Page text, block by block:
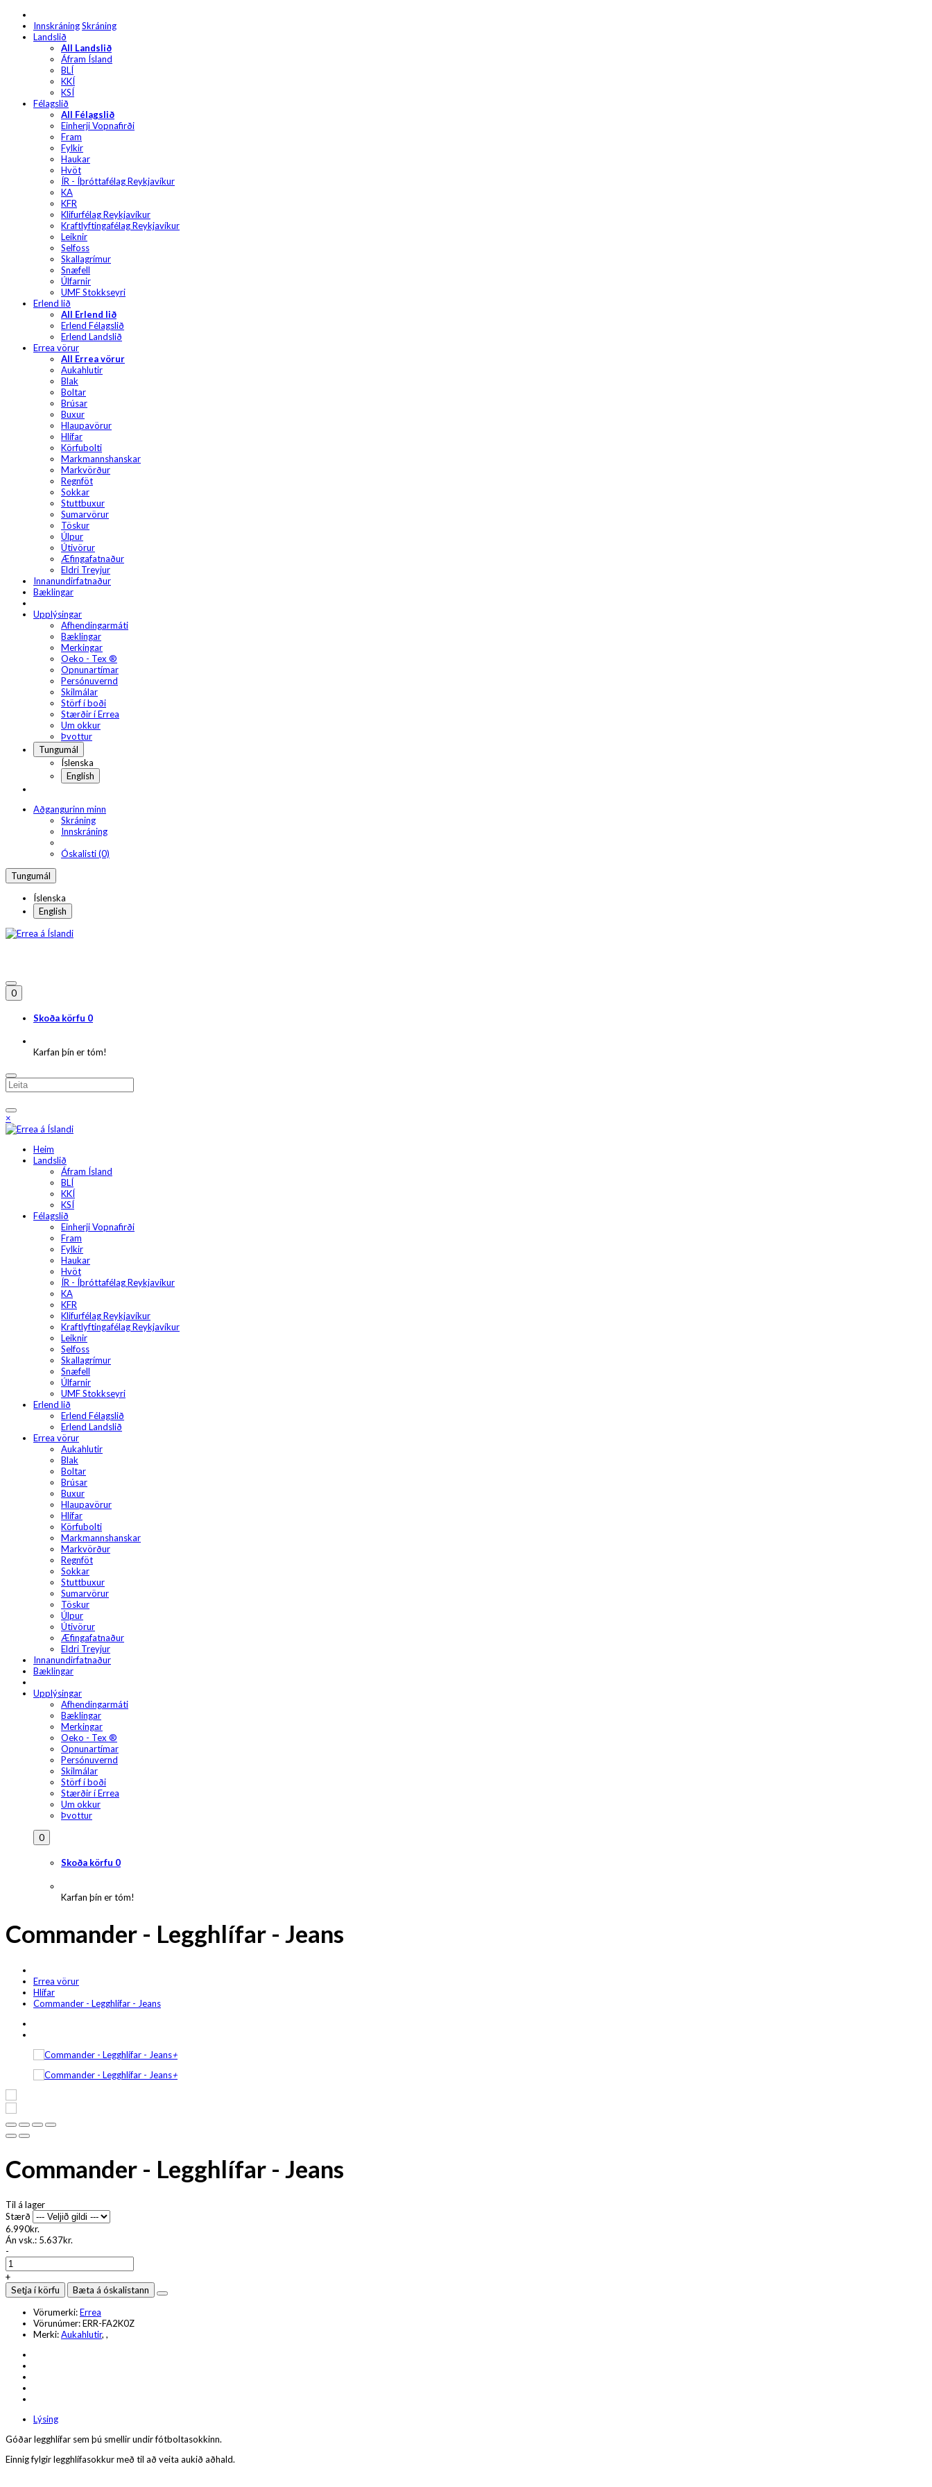
InnskráningSkráning
Landslið
All Landslið
Áfram Ísland
BLÍ
KKÍ
KSÍ
Félagslið
All Félagslið
Einherji Vopnafirði
Fram
Fylkir
Haukar
Hvöt
ÍR - Íþróttafélag Reykjavíkur
KA
KFR
Klifurfélag Reykjavíkur
Kraftlyftingafélag Reykjavíkur
Leiknir
Selfoss
Skallagrímur
Snæfell
Úlfarnir
UMF Stokkseyri
Erlend lið
All Erlend lið
Erlend Félagslið
Erlend Landslið
Errea vörur
All Errea vörur
Aukahlutir
Blak
Boltar
Brúsar
Buxur
Hlaupavörur
Hlífar
Körfubolti
Markmannshanskar
Markvörður
Regnföt
Sokkar
Stuttbuxur
Sumarvörur
Töskur
Úlpur
Útivörur
Æfingafatnaður
Eldri Treyjur
Innanundirfatnaður
Bæklingar
Upplýsingar
Afhendingarmáti
Bæklingar
Merkingar
Oeko - Tex ®
Opnunartímar
Persónuvernd
Skilmálar
Störf í boði
Stærðir í Errea
Um okkur
Þvottur
Tungumál
Íslenska
English
Aðgangurinn minn
Skráning
Innskráning
Óskalisti (0)
Tungumál
Íslenska
English
0
Skoða körfu 0
Karfan þín er tóm!
×
Heim
Landslið
Áfram Ísland
BLÍ
KKÍ
KSÍ
Félagslið
Einherji Vopnafirði
Fram
Fylkir
Haukar
Hvöt
ÍR - Íþróttafélag Reykjavíkur
KA
KFR
Klifurfélag Reykjavíkur
Kraftlyftingafélag Reykjavíkur
Leiknir
Selfoss
Skallagrímur
Snæfell
Úlfarnir
UMF Stokkseyri
Erlend lið
Erlend Félagslið
Erlend Landslið
Errea vörur
Aukahlutir
Blak
Boltar
Brúsar
Buxur
Hlaupavörur
Hlífar
Körfubolti
Markmannshanskar
Markvörður
Regnföt
Sokkar
Stuttbuxur
Sumarvörur
Töskur
Úlpur
Útivörur
Æfingafatnaður
Eldri Treyjur
Innanundirfatnaður
Bæklingar
Upplýsingar
Afhendingarmáti
Bæklingar
Merkingar
Oeko - Tex ®
Opnunartímar
Persónuvernd
Skilmálar
Störf í boði
Stærðir í Errea
Um okkur
Þvottur
0
Skoða körfu 0
Karfan þín er tóm!
Commander - Legghlífar - Jeans
Errea vörur
Hlífar
Commander - Legghlífar - Jeans
+
+
Commander - Legghlífar - Jeans
Til á lager
Stærð
6.990kr.
Án vsk.: 5.637kr.
-
+
Setja í körfu
Bæta á óskalistann
Vörumerki:Errea
Vörunúmer:ERR-FA2K0Z
Merki:Aukahlutir, ,
Lýsing
Góðar legghlífar sem þú smellir undir fótboltasokkinn.
Einnig fylgir legghlífasokkur með til að veita aukið aðhald.